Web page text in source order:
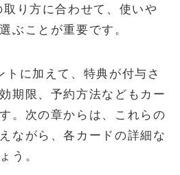
り方に合わせて、使いや
ぶことが重要です。
トに加えて、特典が付与さ
期限、予約方法などもカー
。次の章からは、これらの
ながら、各カードの詳細な
う。